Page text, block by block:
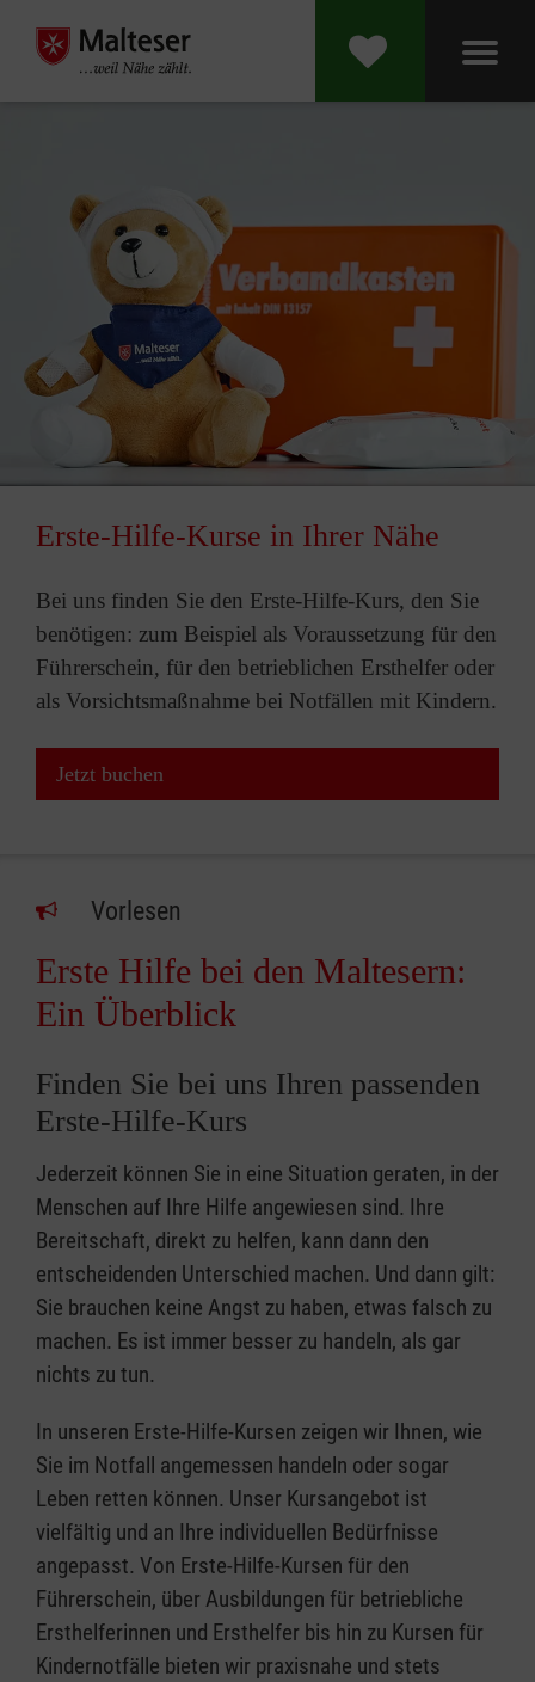
Erste-Hilfe-Kurse in Ihrer Nähe
Bei uns finden Sie den Erste-Hilfe-Kurs, den Sie
benötigen: zum Beispiel als Voraussetzung für den
Führerschein, für den betrieblichen Ersthelfer oder
als Vorsichtsmaßnahme bei Notfällen mit Kindern.
Jetzt buchen
Vorlesen
Erste Hilfe bei den Maltesern:
Ein Überblick
Finden Sie bei uns Ihren passenden
Erste-Hilfe-Kurs
Jederzeit können Sie in eine Situation geraten, in der
Menschen auf Ihre Hilfe angewiesen sind. Ihre
Bereitschaft, direkt zu helfen, kann dann den
entscheidenden Unterschied machen. Und dann gilt:
Sie brauchen keine Angst zu haben, etwas falsch zu
machen. Es ist immer besser zu handeln, als gar
nichts zu tun.
In unseren Erste-Hilfe-Kursen zeigen wir Ihnen, wie
Sie im Notfall angemessen handeln oder sogar
Leben retten können. Unser Kursangebot ist
vielfältig und an Ihre individuellen Bedürfnisse
angepasst. Von Erste-Hilfe-Kursen für den
Führerschein, über Ausbildungen für betriebliche
Ersthelferinnen und Ersthelfer bis hin zu Kursen für
Kindernotfälle bieten wir praxisnahe und stets